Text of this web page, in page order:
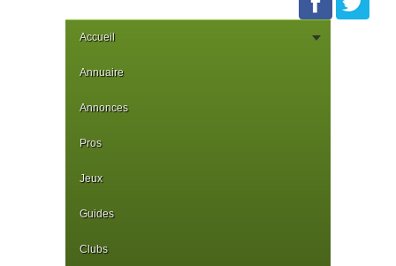
Accueil
Annuaire
Annonces
Pros
Jeux
Guides
Clubs